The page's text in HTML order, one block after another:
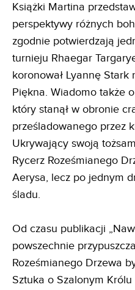
Książki Martina
perspektywy różnych
zgodnie potwierdzają
turnieju Rhaegar
koronował Lyannę Stark
Piękna. Wiadomo także
który stanął w obronie
prześladowanego przez
Ukrywający swoją
Rycerz Roześmianego
Aerysa, lecz po jednym
śladu.
Od czasu publikacji
powszechnie
Roześmianego Drzewa
Sztuka o Szalonym